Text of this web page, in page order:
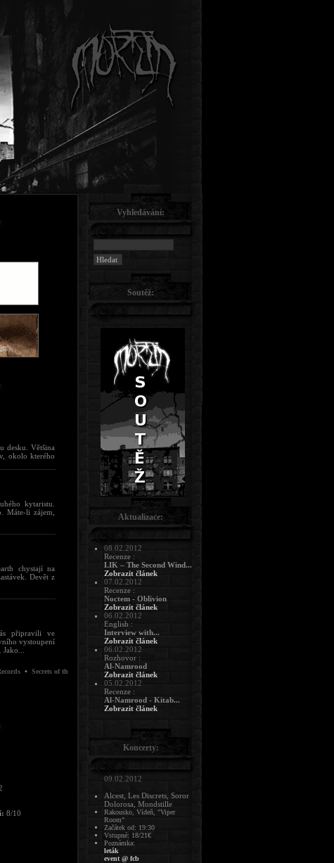
desku. Většina
okolo kterého
kytaristu.
Máte-li zájem,
chystají na
Devět z
připravili ve
vystoupení
•Secrets of the Moon Les Discrets• Morgue Son
8/10
Vyhledávání:
Soutěž:
Aktualizace:
08.02.2012
Recenze :
LIK – The Second Wind...
Zobrazit článek
07.02.2012
Recenze :
Noctem - Oblivion
Zobrazit článek
06.02.2012
English :
Interview with...
Zobrazit článek
06.02.2012
Rozhovor :
Al-Namrood
Zobrazit článek
05.02.2012
Recenze :
Al-Namrood - Kitab...
Zobrazit článek
Koncerty:
09.02.2012
Alcest, Les Discrets, Soror
Dolorosa, Mondstille
Rakousko, Vídeň, "Viper
Room"
Začátek od: 19:30
Vstupné: 18/21€
Poznámka:
leták
event @ fcb